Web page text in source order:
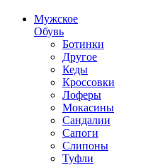
Мужское
Обувь
Ботинки
Другое
Кеды
Кроссовки
Лоферы
Мокасины
Сандалии
Сапоги
Слипоны
Туфли